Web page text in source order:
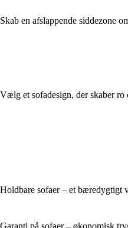
Skab en afslappende siddezone
Vælg et sofadesign, der skaber ro
Holdbare sofaer – et bæredygtigt
Garanti på sofaer – økonomisk